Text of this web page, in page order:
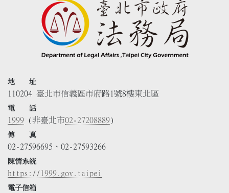
地 址
110204 臺北市信義區市府路1號8樓東北區
電 話
1999 (非臺北市02-27208889)
傳 真
02-27596695、02-27593266
陳情系統
https://1999.gov.taipei
電子信箱